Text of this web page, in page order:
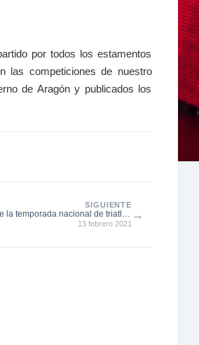
por todos los estamentos
las competiciones de nuestro
de Aragón y publicados los
SIGUIENTE
la temporada nacional de triatlón
202...
13 febrero 2021
→